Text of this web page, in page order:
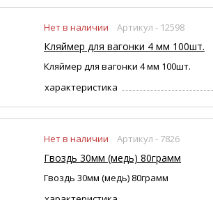
Нет в наличии Артикул - 12598
Кляймер для вагонки 4 мм 100шт.
Кляймер для вагонки 4 мм 100шт.
характеристика
Нет в наличии Артикул - 7826
Гвоздь 30мм (медь) 80грамм
Гвоздь 30мм (медь) 80грамм